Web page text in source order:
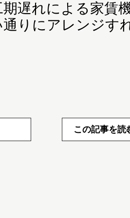
期遅れによる家賃
通りにアレンジす
この記事を読